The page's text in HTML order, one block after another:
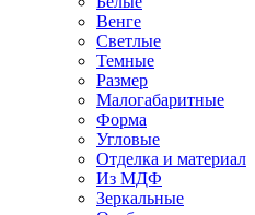
Венге
Светлые
Темные
Размер
Малогабаритные
Форма
Угловые
Отделка и материал
Из МДФ
Зеркальные